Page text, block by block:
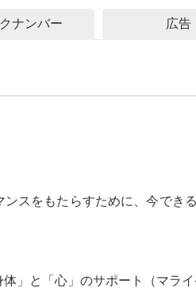
ナンバー 広告
スをもたらすために、今でき
」と「心」のサポート（マライ